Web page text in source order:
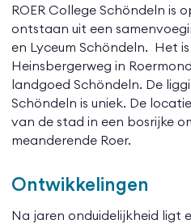
ROER College Schöndeln is
ontstaan uit een
en Lyceum Schöndeln. Het
Heinsbergerweg in
landgoed Schöndeln. De
Schöndeln is uniek. De
van de stad in een bosrijke
meanderende Roer.
Ontwikkelingen
Na jaren onduidelijkheid ligt